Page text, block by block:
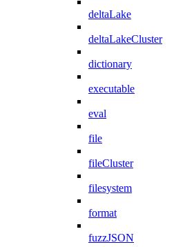
deltaLake
deltaLakeCluster
dictionary
executable
eval
file
fileCluster
filesystem
format
fuzzJSON